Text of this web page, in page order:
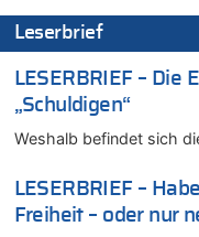
Aachen ab 11. August
07.08.2026 - 13:31
Wasserstand des
07.08.2026 - 13:23
Tempolimit in 30er-
07.08.2026 - 13:20
In Belgien missachten
Leserbrief
LESERBRIEF – Die
„Schuldigen“
Weshalb befindet sich
LESERBRIEF –
Freiheit – oder nur